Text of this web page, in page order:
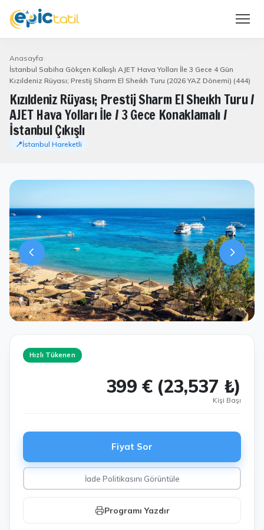
Anasayfa
İstanbul Sabiha Gökçen Kalkışlı AJET Hava Yolları İle 3 Gece 4 Gün
Kızıldeniz Rüyası; Prestij Sharm El Sheıkh Turu (2026 YAZ Dönemi) (444)
Kızıldeniz Rüyası; Prestij Sharm El Sheıkh Turu /
AJET Hava Yolları İle / 3 Gece Konaklamalı /
İstanbul Çıkışlı
📍İstanbul Hareketli
Hızlı Tükenen
399 € (23,537 ₺)
Kişi Başı
Fiyat Sor
İade Politikasını Görüntüle
Programı Yazdır